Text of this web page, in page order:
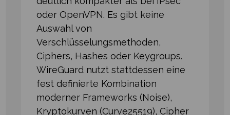
oder OpenVPN. Es gibt keine
Auswahl von
Verschlüsselungsmethoden,
Ciphers, Hashes oder Keygroups.
WireGuard nutzt stattdessen eine
fest definierte Kombination
moderner Frameworks (Noise),
Kryptokurven (Curve25519), Cipher